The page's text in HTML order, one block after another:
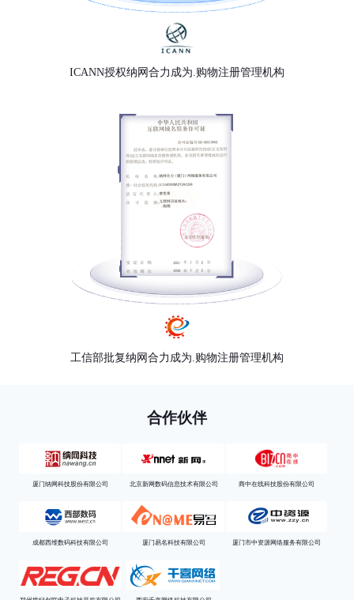
ICANN授权纳网合力成为.购物注册管理机构
工信部批复纳网合力成为.购物注册管理机构
合作伙伴
厦门纳网科技股份有限公司 北京新网数码信息技术有限公司 商中在线科技股份有限公司
成都西维数码科技有限公司 厦门易名科技有限公司 厦门市中资源网络服务有限公司